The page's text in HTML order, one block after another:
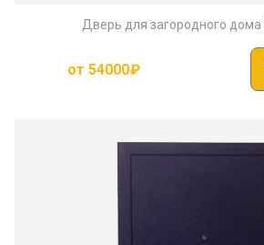
Дверь для загородного дома
от 54000₽